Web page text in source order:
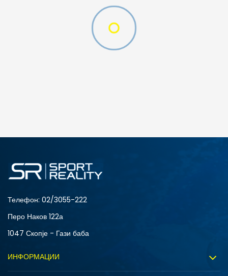
Телефон: 02/3055-222
Перо Наков 122а
1047 Скопје - Гази баба
ИНФОРМАЦИИ